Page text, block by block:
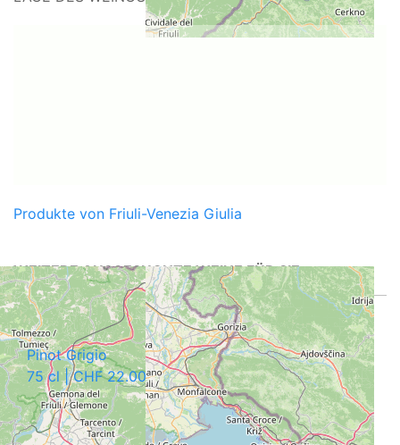
Produkte von Friuli-Venezia Giulia
WEITERE AUSGESUCHTE WEINE FÜR SIE
Pinot Grigio
75 cl | CHF 22.00
CAVETTA VINOTHEK PFÄFFIKON